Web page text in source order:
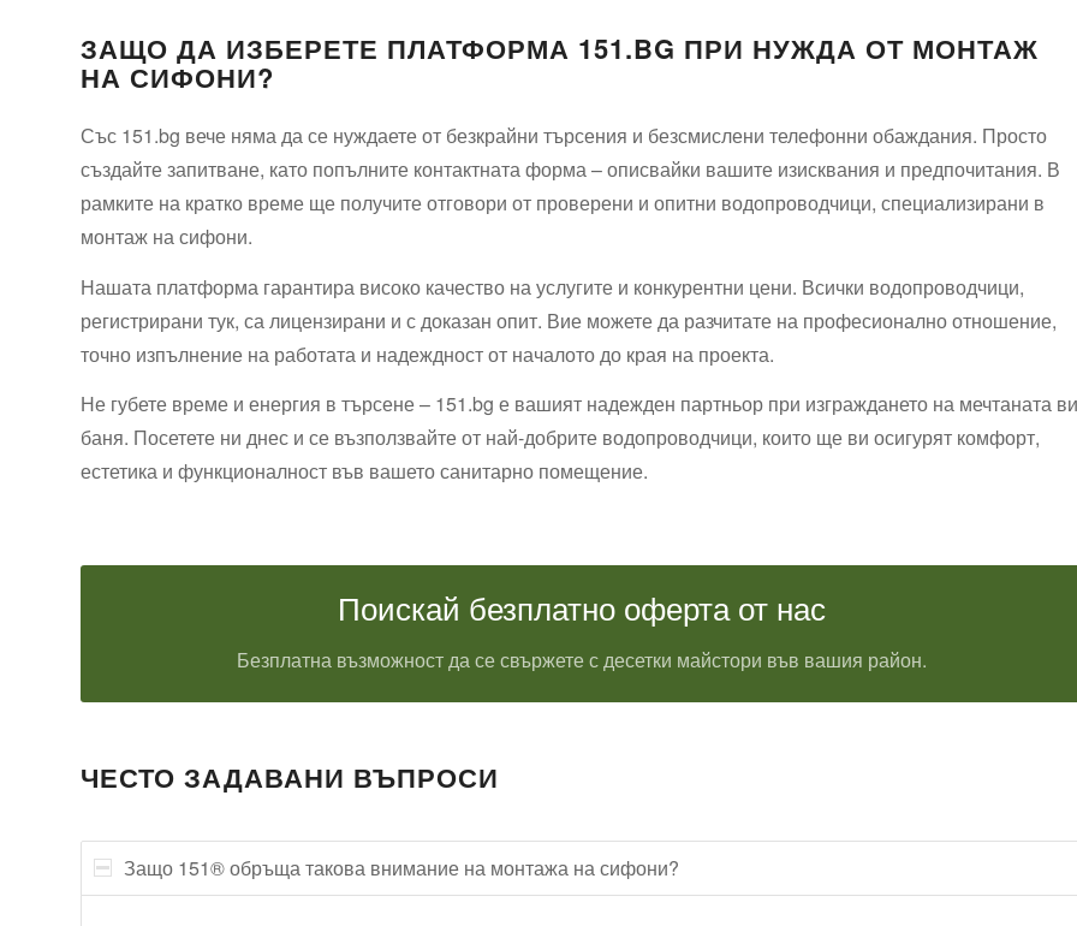
ЗАЩО ДА ИЗБЕРЕТЕ ПЛАТФОРМА 151.BG ПРИ НУЖДА ОТ МОНТАЖ
НА СИФОНИ?
Със 151.bg вече няма да се нуждаете от безкрайни търсения и безсмислени телефонни обаждания. Просто
създайте запитване, като попълните контактната форма – описвайки вашите изисквания и предпочитания. В
рамките на кратко време ще получите отговори от проверени и опитни водопроводчици, специализирани в
монтаж на сифони.
Нашата платформа гарантира високо качество на услугите и конкурентни цени. Всички водопроводчици,
регистрирани тук, са лицензирани и с доказан опит. Вие можете да разчитате на професионално отношение,
точно изпълнение на работата и надеждност от началото до края на проекта.
Не губете време и енергия в търсене – 151.bg е вашият надежден партньор при изграждането на мечтаната ви
баня. Посетете ни днес и се възползвайте от най-добрите водопроводчици, които ще ви осигурят комфорт,
естетика и функционалност във вашето санитарно помещение.
Поискай безплатно оферта от нас
Безплатна възможност да се свържете с десетки майстори във вашия район.
ЧЕСТО ЗАДАВАНИ ВЪПРОСИ
Защо 151® обръща такова внимание на монтажа на сифони?